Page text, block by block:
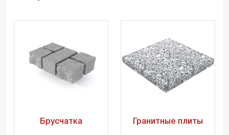
Брусчатка Гранитные плиты